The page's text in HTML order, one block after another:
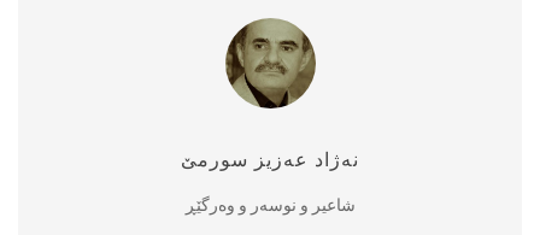
نه‌ژاد عه‌زیز سورمێ
شاعیر و نوسه‌ر و وه‌رگێڕ